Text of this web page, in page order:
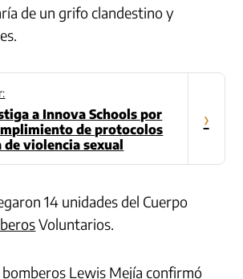
de un grifo clandestino y
a Innova Schools por
de protocolos
de violencia sexual
›
14 unidades del Cuerpo
Voluntarios.
bomberos Lewis Mejía confirmó